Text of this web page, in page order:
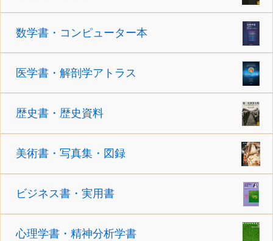
数学書・コンピューター本
医学書・解剖学アトラス
歴史書・歴史資料
美術書・写真集・図録
ビジネス書・実用書
心理学書・精神分析学書